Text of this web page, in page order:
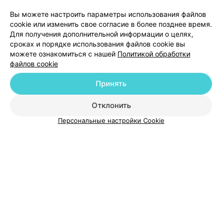
Добавить компанию
Вы можете настроить параметры использования файлов
cookie или изменить свое согласие в более позднее время.
Для получения дополнительной информации о целях,
сроках и порядке использования файлов cookie вы
можете ознакомиться с нашей Политикой обработки
файлов cookie
Отклонить
Принять
Персональные настройки Cookie